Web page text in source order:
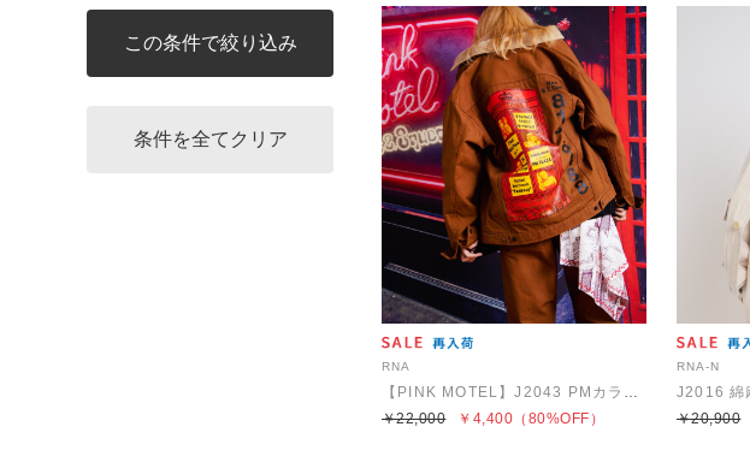
RNA
【PINK MOTEL】J2043 PMカラーコンビトラッカー
￥4,400
￥22,000 （80%OFF）
RNA-N
￥20,900